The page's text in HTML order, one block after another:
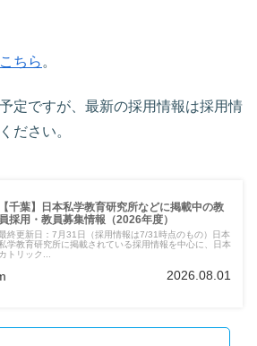
こちら 。
定ですが、最新の採用情報は採用情
ださい。
【千葉】日本私学教育研究所などに掲載中の教
員採用・教員募集情報（2026年度）
終更新日：7月31日（採用情報は7/31時点のもの）日本
学教育研究所に掲載されている採用情報を中心に、日本
カトリック...
2026.08.01